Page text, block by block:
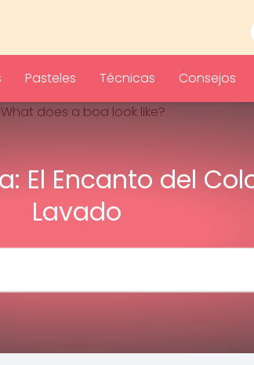
Pasteles Técnicas Consejos
El Encanto del
Lavado